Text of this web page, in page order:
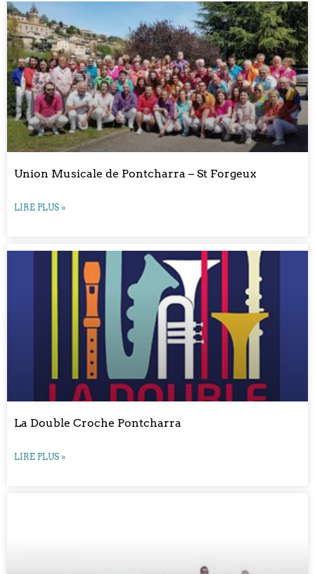
Union Musicale de Pontcharra – St Forgeux
LIRE PLUS »
La Double Croche Pontcharra
LIRE PLUS »